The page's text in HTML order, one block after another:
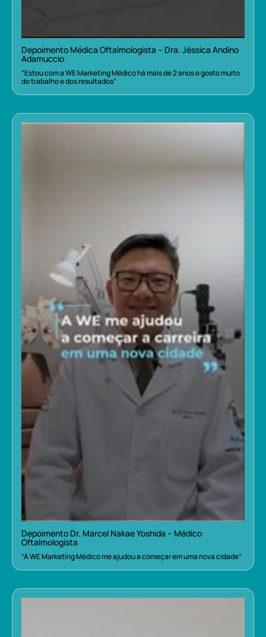
Depoimento Médica Oftalmologista – Dra. Jéssica Andino
Adamuccio
“Estou com a WE Marketing Médico há mais de 2 anos e gosto muito
do trabalho e dos resultados”
Depoimento Dr. Marcel Nakae Yoshida – Médico
Oftalmologista
“A WE Marketing Médico me ajudou a começar em uma nova cidade”